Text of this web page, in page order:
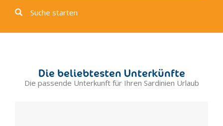
Codrongianos
Dolianova
Gavoi
Suche starten
Die beliebtesten Unterkünfte
Die passende Unterkunft für Ihren Sardinien Urlaub